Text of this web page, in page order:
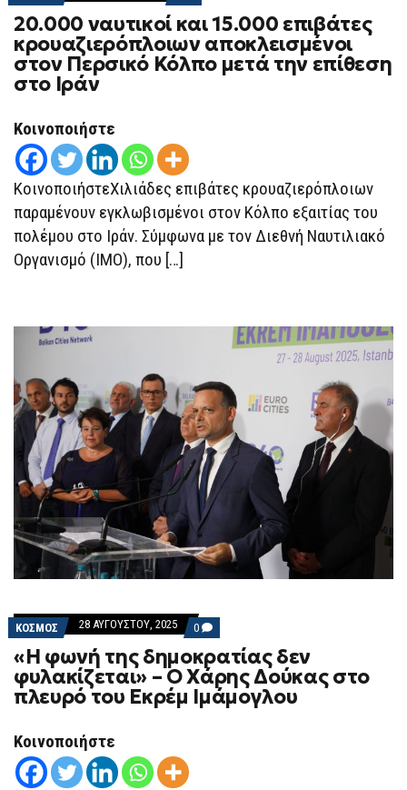
ON
20.000
ΝΑΥΤΙΚΟΊ
ΚΑΙ
15.000
ΕΠΙΒΆΤΕΣ
ΚΌΛΠΟ
ΜΕΤΆ
ΤΗΝ
ΕΠΊΘΕΣΗ
ΣΤΟ
ΙΡΆΝ
20.000 ναυτικοί και 15.000 επιβάτες
κρουαζιερόπλοιων αποκλεισμένοι
στον Περσικό Κόλπο μετά την επίθεση
στο Ιράν
Κοινοποιήστε
ΚοινοποιήστεΧιλιάδες επιβάτες κρουαζιερόπλοιων
παραμένουν εγκλωβισμένοι στον Κόλπο εξαιτίας του
πολέμου στο Ιράν. Σύμφωνα με τον Διεθνή Ναυτιλιακό
Οργανισμό (IMO), που […]
ΚΟΣΜΟΣ 28 ΑΥΓΟΎΣΤΟΥ, 2025 0 COMMENTS
ON
«Η
ΦΩΝΉ
ΤΗΣ
ΔΗΜΟΚΡΑΤΊΑΣ
ΔΕΝ
«Η φωνή της δημοκρατίας δεν
φυλακίζεται» – Ο Χάρης Δούκας στο
πλευρό του Εκρέμ Ιμάμογλου
Κοινοποιήστε